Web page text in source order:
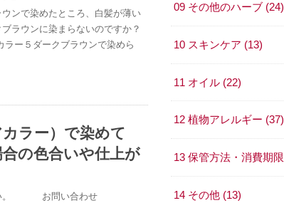
ンで染めたところ、白髪が薄い
ラウンに染まらないのですか？
ー５ダークブラウンで染めら
ラー）で染めて
の色合いや仕上が
さい。 お問い合わせ
09 その他のハーブ (24)
10 スキンケア (13)
11 オイル (22)
12 植物アレルギー (37)
13 保管方法・消費期限
14 その他 (13)